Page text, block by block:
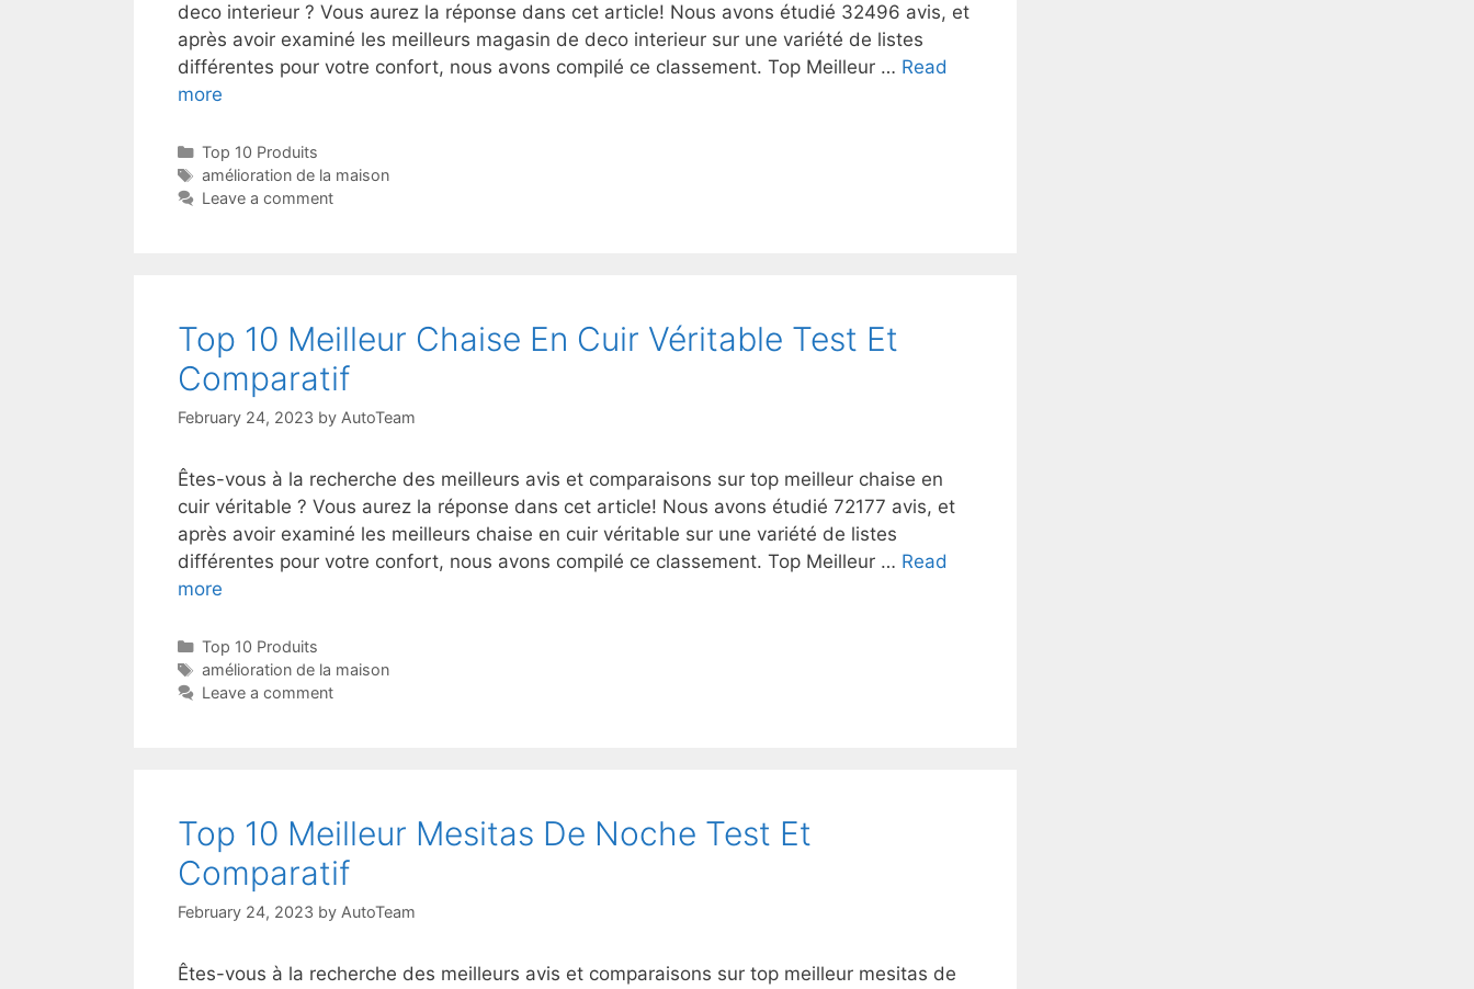
deco interieur ? Vous aurez la réponse dans cet article! Nous avons étudié 32496 avis, et
après avoir examiné les meilleurs magasin de deco interieur sur une variété de listes
différentes pour votre confort, nous avons compilé ce classement. Top Meilleur … Read
more
Top 10 Produits
amélioration de la maison
Leave a comment
Top 10 Meilleur Chaise En Cuir Véritable Test Et
Comparatif
February 24, 2023 by AutoTeam
Êtes-vous à la recherche des meilleurs avis et comparaisons sur top meilleur chaise en
cuir véritable ? Vous aurez la réponse dans cet article! Nous avons étudié 72177 avis, et
après avoir examiné les meilleurs chaise en cuir véritable sur une variété de listes
différentes pour votre confort, nous avons compilé ce classement. Top Meilleur … Read
more
Top 10 Produits
amélioration de la maison
Leave a comment
Top 10 Meilleur Mesitas De Noche Test Et
Comparatif
February 24, 2023 by AutoTeam
Êtes-vous à la recherche des meilleurs avis et comparaisons sur top meilleur mesitas de